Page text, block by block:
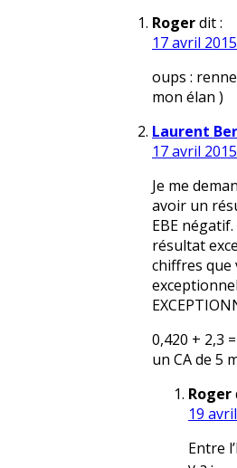
Rogerdit :
17 avril
oups :
mon élan )
Laurent
17 avril
Je me
avoir un
EBE
résultat
chiffres que
0,420 + 2,3
un CA de 5
Roger
19
Entre